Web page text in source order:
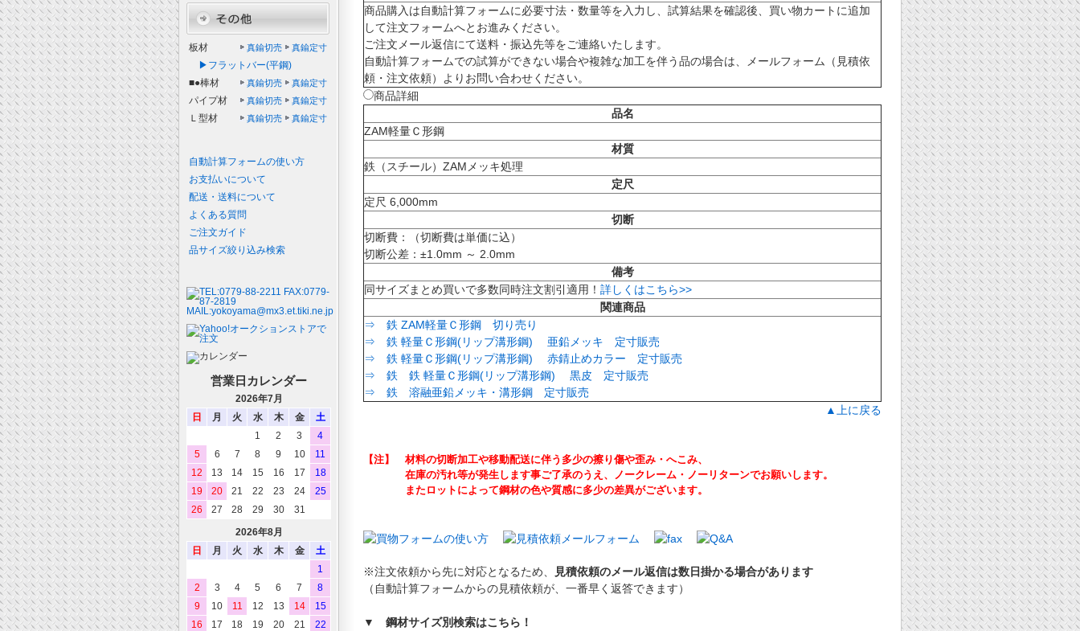
商品購入は自動計算フォームに必要寸法・数量等を入力し、試算結果を確認後、買い物カートに追加
して注文フォームへとお進みください。
ご注文メール返信にて送料・振込先等をご連絡いたします。
自動計算フォームでの試算ができない場合や複雑な加工を伴う品の場合は、メールフォーム（見積依
頼・注文依頼）よりお問い合わせください。
商品詳細
品名
ZAM軽量Ｃ形鋼
材質
鉄（スチール）ZAMメッキ処理
定尺
定尺 6,000mm
切断
切断費：（切断費は単価に込）
切断公差：±1.0mm ～ 2.0mm
備考
同サイズまとめ買いで多数同時注文割引適用！ 詳しくはこちら>>
関連商品
⇒ 鉄 ZAM軽量Ｃ形鋼 切り売り
⇒ 鉄 軽量Ｃ形鋼(リップ溝形鋼) 亜鉛メッキ 定寸販売
⇒ 鉄 軽量Ｃ形鋼(リップ溝形鋼) 赤錆止めカラー 定寸販売
⇒ 鉄 鉄 軽量Ｃ形鋼(リップ溝形鋼) 黒皮 定寸販売
⇒ 鉄 溶融亜鉛メッキ・溝形鋼 定寸販売
▲上に戻る
【注】 材料の切断加工や移動配送に伴う多少の擦り傷や歪み・へこみ、
在庫の汚れ等が発生します事ご了承のうえ、ノークレーム・ノーリターンでお願いします。
またロットによって鋼材の色や質感に多少の差異がございます。
※注文依頼から先に対応となるため、
見積依頼のメール返信は数日掛かる場合があります
（自動計算フォームからの見積依頼が、一番早く返答できます）
▼ 鋼材サイズ別検索はこちら！
板材 真鍮切売 真鍮定寸
▶フラットバー(平鋼)
■●棒材
真鍮切売 真鍮定寸
パイプ材 真鍮切売 真鍮定寸
Ｌ型材 真鍮切売 真鍮定寸
自動計算フォームの使い方
お支払いについて
配送・送料について
よくある質問
ご注文ガイド
品サイズ絞り込み検索
営業日カレンダー
2026年7月
日
月 火 水 木 金
土
1
2 3
4
5
6 7 8 9 10
11
12
13 14 15 16 17
18
19
20 21 22 23 24
25
26
27 28 29 30
31
2026年8月
日
月 火 水 木 金
土
1
2
3 4 5 6 7
8
9
10 11 12 13 14
15
16
17 18 19 20 21
22